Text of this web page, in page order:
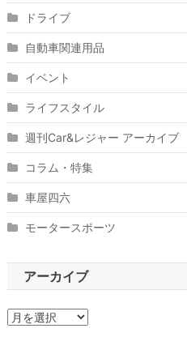
ドライブ
自動車関連用品
イベント
ライフスタイル
週刊Car&レジャー アーカイブ
コラム・特集
車屋四六
モータースポーツ
アーカイブ
ア